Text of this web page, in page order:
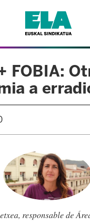
FOBIA:
a
responsable de